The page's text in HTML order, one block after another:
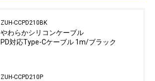
ZUH-CCPD210BK
やわらかシリコンケーブル
PD対応Type-Cケーブル 1m/ブラック
ZUH-CCPD210P